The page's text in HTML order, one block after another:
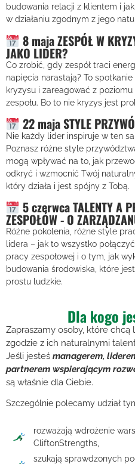
budowania relacji z klientem i
w działaniu zgodnym z jego
8 maja ZESPÓŁ W
JAKO LIDER?
Co zrobić, gdy zespół traci
napięcia narastają? To
kryzysu i zareagować z
zespołu. Bo to nie kryzys jest
22 maja STYLE
Nie każdy lider inspiruje w ten
Poznasz różne style
mogą wpływać na to, jak
odkryć i wzmocnić Twój
który działa i jest spójny z Tobą.
5 czerwca TALENTY A
ZESPOŁÓW - O
Różne pokolenia, różne style
lidera – jak to wszystko
pracy zespołowej i o tym, jak
budowania środowiska, które
prostu ludzkie.
Dla kogo
Zapraszamy osoby, które chcą
zgodzie z ich naturalnymi
Jeśli jesteś managerem,
partnerem wspierającym
są właśnie dla Ciebie.
Szczególnie polecamy udział
rozważają wdrożenie
CliftonStrengths,
szukają sprawdzonych